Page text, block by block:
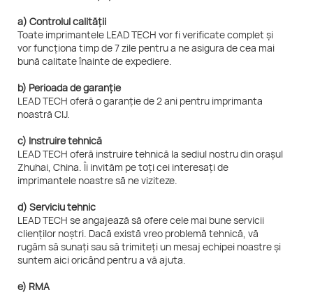
a) Controlul calității
Toate imprimantele LEAD TECH vor fi verificate complet și
vor funcționa timp de 7 zile pentru a ne asigura de cea mai
bună calitate înainte de expediere.
b) Perioada de garanție
LEAD TECH oferă o garanție de 2 ani pentru imprimanta
noastră CIJ.
c) Instruire tehnică
LEAD TECH oferă instruire tehnică la sediul nostru din orașul
Zhuhai, China. Îi invităm pe toți cei interesați de
imprimantele noastre să ne viziteze.
d) Serviciu tehnic
LEAD TECH se angajează să ofere cele mai bune servicii
clienților noștri. Dacă există vreo problemă tehnică, vă
rugăm să sunați sau să trimiteți un mesaj echipei noastre și
suntem aici oricând pentru a vă ajuta.
e) RMA